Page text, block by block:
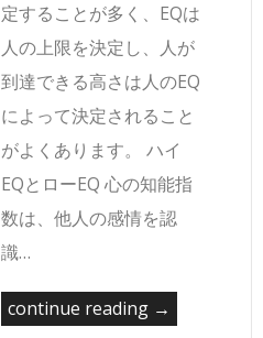
定することが多く、EQは
人の上限を決定し、人が
到達できる高さは人のEQ
によって決定されること
がよくあります。 ハイ
EQとローEQ 心の知能指
数は、他人の感情を認
識…
continue reading →